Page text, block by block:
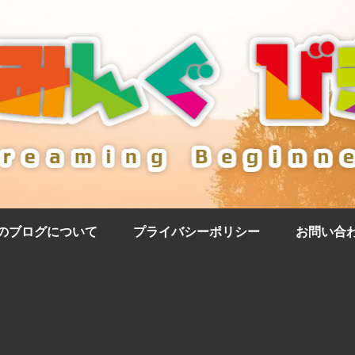
ブログについて プライバシーポリシー お問い合